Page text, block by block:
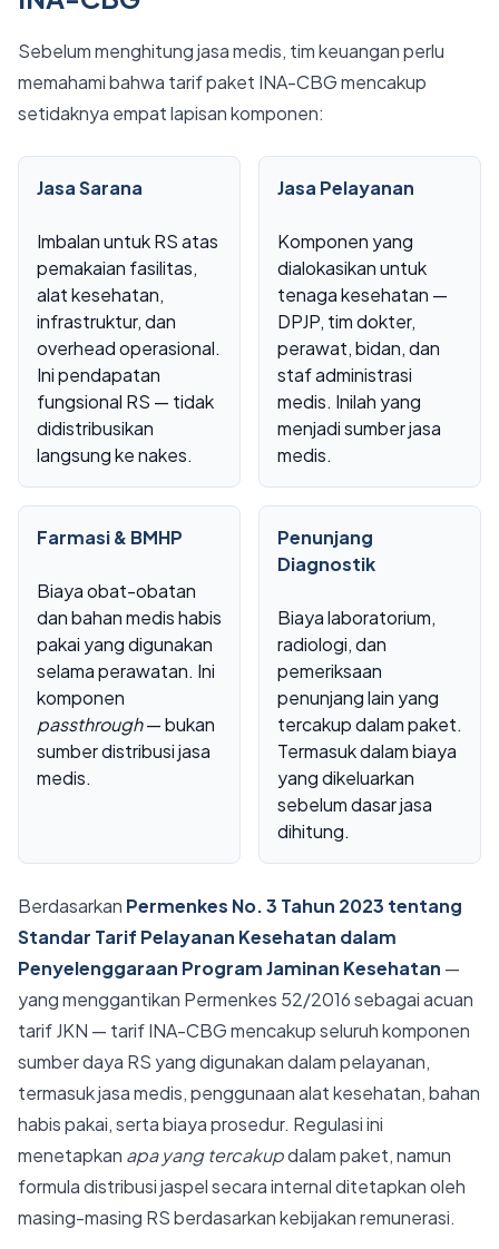
Sebelum menghitung jasa medis, tim keuangan perlu
memahami bahwa tarif paket INA-CBG mencakup
setidaknya empat lapisan komponen:
Jasa Sarana
Imbalan untuk RS atas
pemakaian fasilitas,
alat kesehatan,
infrastruktur, dan
overhead operasional.
Ini pendapatan
fungsional RS — tidak
didistribusikan
langsung ke nakes.
Jasa Pelayanan
Komponen yang
dialokasikan untuk
tenaga kesehatan —
DPJP, tim dokter,
perawat, bidan, dan
staf administrasi
medis. Inilah yang
menjadi sumber jasa
medis.
Farmasi & BMHP
Biaya obat-obatan
dan bahan medis habis
pakai yang digunakan
selama perawatan. Ini
komponen
passthrough— bukan
sumber distribusi jasa
medis.
Penunjang
Diagnostik
Biaya laboratorium,
radiologi, dan
pemeriksaan
penunjang lain yang
tercakup dalam paket.
Termasuk dalam biaya
yang dikeluarkan
sebelum dasar jasa
dihitung.
Berdasarkan Permenkes No. 3 Tahun 2023 tentang
Standar Tarif Pelayanan Kesehatan dalam
Penyelenggaraan Program Jaminan Kesehatan —
yang menggantikan Permenkes 52/2016 sebagai acuan
tarif JKN — tarif INA-CBG mencakup seluruh komponen
sumber daya RS yang digunakan dalam pelayanan,
termasuk jasa medis, penggunaan alat kesehatan, bahan
habis pakai, serta biaya prosedur. Regulasi ini
menetapkan apa yang tercakupdalam paket, namun
formula distribusi jaspel secara internal ditetapkan oleh
masing-masing RS berdasarkan kebijakan remunerasi.